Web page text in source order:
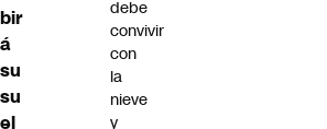
bir
á
su
su
el
debe
convivir
con
la
nieve
y